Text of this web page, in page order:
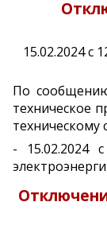
15.02.2024 с
По
техническое
техническому
- 15.02.2024